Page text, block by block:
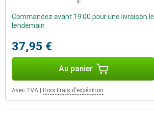
Commandez avant 19:00 pour une livraison le
lendemain
37,95 €
Au panier
Avec TVA Hors Frais d'expédition